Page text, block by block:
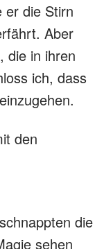
er die Stirn
Aber
die in ihren
ich, dass
den
die
sehen